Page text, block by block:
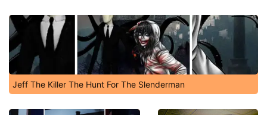
Jeff The Killer The Hunt For The Slenderman